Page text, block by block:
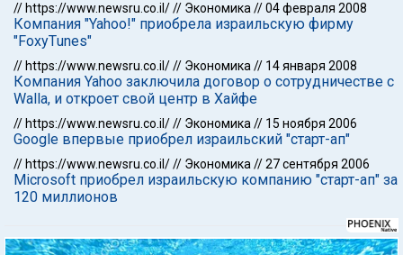
// https://www.newsru.co.il/// Экономика //04 февраля 2008
Компания "Yahoo!" приобрела израильскую фирму
"FoxyТunes"
// https://www.newsru.co.il/// Экономика // 14 января 2008
Компания Yahoo заключила договор о сотрудничестве с
Walla, и откроет свой центр в Хайфе
// https://www.newsru.co.il/// Экономика // 15 ноября 2006
Google впервые приобрел израильский "старт-ап"
// https://www.newsru.co.il/// Экономика //27 сентября 2006
Microsoft приобрел израильскую компанию "старт-ап" за
120 миллионов